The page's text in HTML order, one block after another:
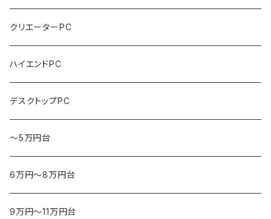
クリエーターPC
ハイエンドPC
デスクトップPC
～5万円台
6万円～8万円台
9万円～11万円台